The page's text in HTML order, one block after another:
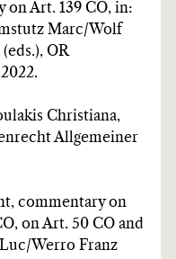
on Art. 139 CO, in:
Marc/Wolf
OR
Christiana,
Allgemeiner
commentary on
on Art. 50 CO and
Werro Franz